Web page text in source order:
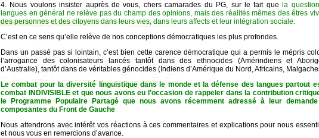
4. Nous voulons insister auprès de vous, chers camarades du PG, sur le fait que
la
langues en général ne relève pas du champ des opinions, mais des réalités mêmes des êtres
des personnes et des citoyens dans leurs vies, dans leurs affects et leur intégration sociale.
C’est en ce sens qu’elle relève de nos conceptions démocratiques les plus profondes.
Dans un passé pas si lointain, c’est bien cette carence démocratique qui a permis le mépris
l’arrogance des colonisateurs lancés tantôt dans des ethnocides (Amérindiens et
d’Australie), tantôt dans de véritables génocides (Indiens d’Amérique du Nord, Africains,
Le combat pour la diversité linguistique dans le monde et la défense des langues partout
combat INDIVISIBLE et que nous avons eu l’occasion de rappeler dans la contribution
le Programme Populaire Partagé que nous avons récemment adressé à leur
composantes du Front de Gauche
Nous attendrons avec intérêt vos réactions à ces commentaires et explications pour nous
et nous vous en remercions d’avance.